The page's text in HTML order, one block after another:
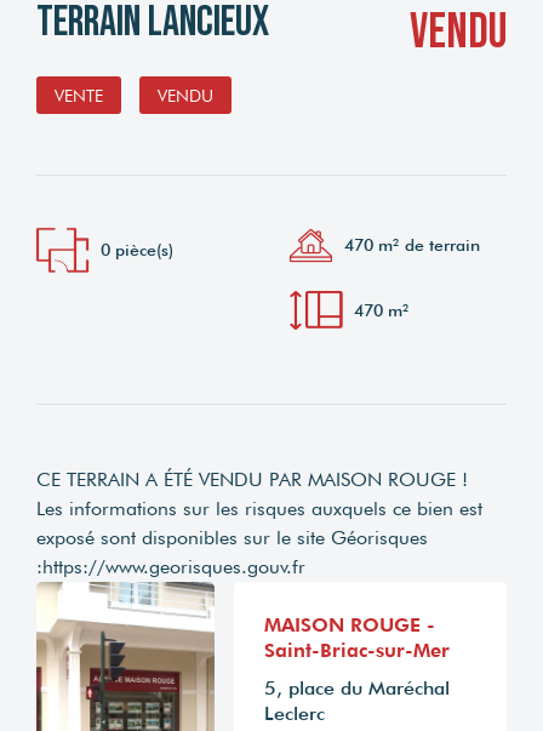
Terrain Lancieux
VENTE VENDU
vendu
0 pièce(s) 470 m² de terrain
470 m²
CE TERRAIN A ÉTÉ VENDU PAR MAISON ROUGE !
Les informations sur les risques auxquels ce bien est
exposé sont disponibles sur le site Géorisques
:https://www.georisques.gouv.fr
MAISON ROUGE -
Saint-Briac-sur-Mer
5, place du Maréchal
Leclerc